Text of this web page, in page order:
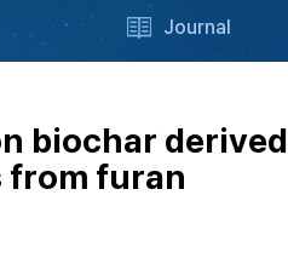
Journal
biochar derived
from furan